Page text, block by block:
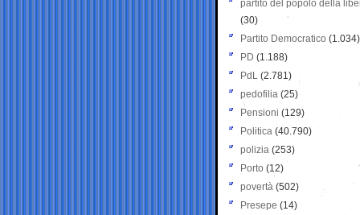
partito del popolo della
(30)
Partito Democratico (1.034)
PD (1.188)
PdL (2.781)
pedofilia (25)
Pensioni (129)
Politica (40.790)
polizia (253)
Porto (12)
povertà (502)
Presepe (14)